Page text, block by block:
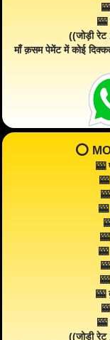
🎰
((जोड़ी
माँ क़सम पेमेंट में कोई
⭕️
🎰
🎰
🎰
((जोड़ी